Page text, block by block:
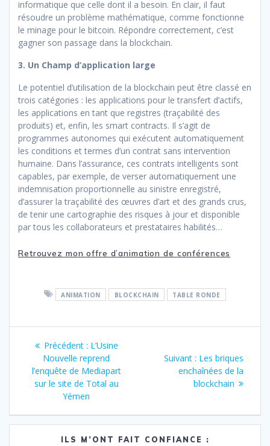
informatique que celle dont il a besoin. En clair, il faut
résoudre un problème mathématique, comme fonctionne
le minage pour le bitcoin. Répondre correctement, c’est
gagner son passage dans la blockchain.
3. Un Champ d’application large
Le potentiel d’utilisation de la blockchain peut être classé en
trois catégories : les applications pour le transfert d’actifs,
les applications en tant que registres (traçabilité des
produits) et, enfin, les smart contracts. Il s’agit de
programmes autonomes qui exécutent automatiquement
les conditions et termes d’un contrat sans intervention
humaine. Dans l’assurance, ces contrats intelligents sont
capables, par exemple, de verser automatiquement une
indemnisation proportionnelle au sinistre enregistré,
d’assurer la traçabilité des œuvres d’art et des grands crus,
de tenir une cartographie des risques à jour et disponible
par tous les collaborateurs et prestataires habilités…
Retrouvez mon offre d’animation de conférences
ANIMATION BLOCKCHAIN TABLE RONDE
Navigation
l’article
Précédent : Article
précédent
:
L’Usine
Nouvelle reprend
l’enquête de Mediapart
sur le site de Total au
Yémen
Suivant : Article
suivant
:
Les briques
enchaînées de la
blockchain
ILS M’ONT FAIT CONFIANCE :